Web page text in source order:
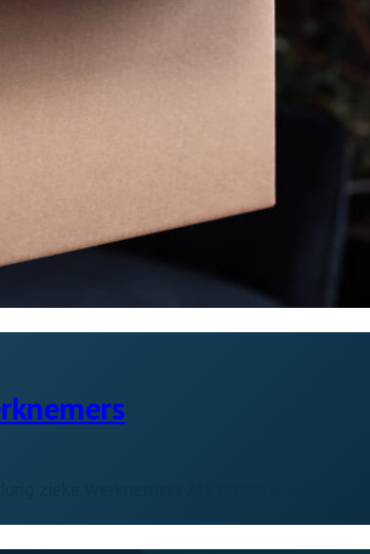
zieke werknemers Als ondernemer in het